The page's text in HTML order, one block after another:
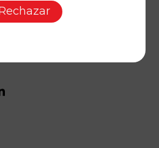
la playa de la Barceloneta, en la
en función del tipo de
para más información.